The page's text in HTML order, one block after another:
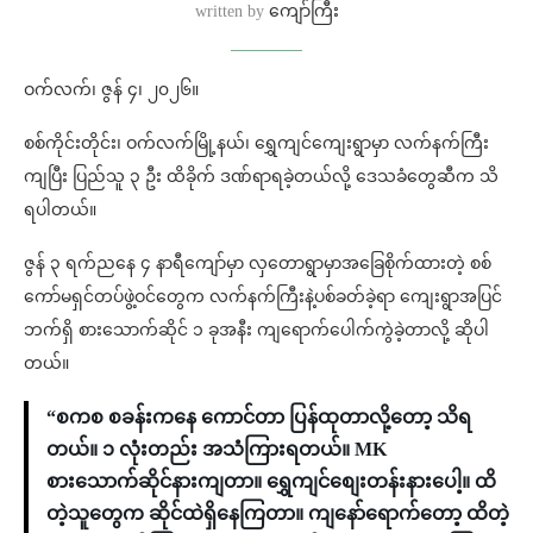
written by ကျော်ကြီး
ဝက်လက်၊ ဇွန် ၄၊ ၂၀၂၆။
စစ်ကိုင်းတိုင်း၊ ဝက်လက်မြို့နယ်၊ ရွှေကျင်ကျေးရွာမှာ လက်နက်ကြီး
ကျပြီး ပြည်သူ ၃ ဦး ထိခိုက် ဒဏ်ရာရခဲ့တယ်လို့ ဒေသခံတွေဆီက သိ
ရပါတယ်။
ဇွန် ၃ ရက်ညနေ ၄ နာရီကျော်မှာ လှတောရွာမှာအခြေစိုက်ထားတဲ့ စစ်
ကော်မရှင်တပ်ဖွဲ့ဝင်တွေက လက်နက်ကြီးနဲ့ပစ်ခတ်ခဲ့ရာ ကျေးရွာအပြင်
ဘက်ရှိ စားသောက်ဆိုင် ၁ ခုအနီး ကျရောက်ပေါက်ကွဲခဲ့တာလို့ ဆိုပါ
တယ်။
“စကစ စခန်းကနေ ကောင်တာ ပြန်ထုတာလို့တော့ သိရ
တယ်။ ၁ လုံးတည်း အသံကြားရတယ်။ MK
စားသောက်ဆိုင်နားကျတာ။ ရွှေကျင်စျေးတန်းနားပေါ့။ ထိ
တဲ့သူတွေက ဆိုင်ထဲရှိနေကြတာ။ ကျနော်ရောက်တော့ ထိတဲ့